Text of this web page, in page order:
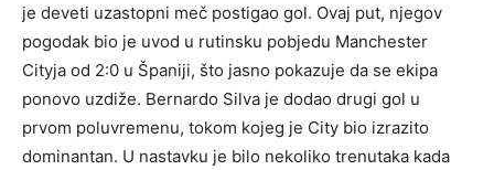
je deveti uzastopni meč postigao gol. Ovaj put, njegov
pogodak bio je uvod u rutinsku pobjedu Manchester
Cityja od 2:0 u Španiji, što jasno pokazuje da se ekipa
ponovo uzdiže. Bernardo Silva je dodao drugi gol u
prvom poluvremenu, tokom kojeg je City bio izrazito
dominantan. U nastavku je bilo nekoliko trenutaka kada